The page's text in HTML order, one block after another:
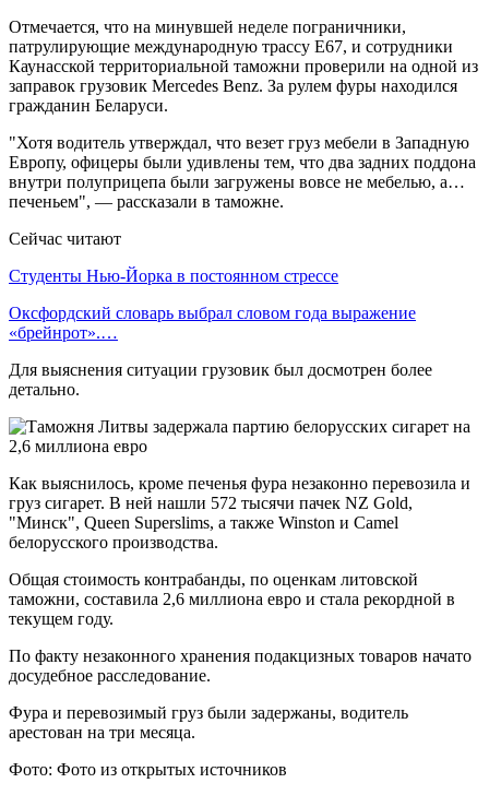
Отмечается, что на минувшей неделе пограничники,
патрулирующие международную трассу Е67, и сотрудники
Каунасской территориальной таможни проверили на одной из
заправок грузовик Mercedes Benz. За рулем фуры находился
гражданин Беларуси.
"Хотя водитель утверждал, что везет груз мебели в Западную
Европу, офицеры были удивлены тем, что два задних поддона
внутри полуприцепа были загружены вовсе не мебелью, а…
печеньем", — рассказали в таможне.
Сейчас читают
Студенты Нью-Йорка в постоянном стрессе
Оксфордский словарь выбрал словом года выражение
«брейнрот».…
Для выяснения ситуации грузовик был досмотрен более
детально.
Как выяснилось, кроме печенья фура незаконно перевозила и
груз сигарет. В ней нашли 572 тысячи пачек NZ Gold,
"Минск", Queen Superslims, а также Winston и Camel
белорусского производства.
Общая стоимость контрабанды, по оценкам литовской
таможни, составила 2,6 миллиона евро и стала рекордной в
текущем году.
По факту незаконного хранения подакцизных товаров начато
досудебное расследование.
Фура и перевозимый груз были задержаны, водитель
арестован на три месяца.
Фото: Фото из открытых источников